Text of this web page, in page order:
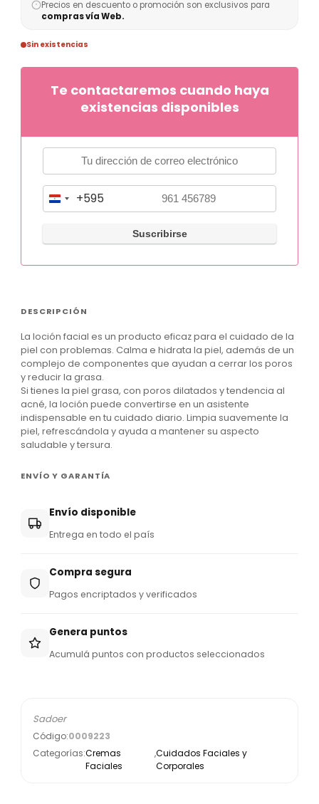
Precios en descuento o promoción son exclusivos para
compras vía Web.
Sin existencias
Te contactaremos cuando haya
existencias disponibles
P
r
a
y
+
5
9
5
+595
DESCRIPCIÓN
La loción facial es un producto eficaz para el cuidado de la
piel con problemas. Calma e hidrata la piel, además de un
complejo de componentes que ayudan a cerrar los poros
y reducir la grasa.
Si tienes la piel grasa, con poros dilatados y tendencia al
acné, la loción puede convertirse en un asistente
indispensable en tu cuidado diario. Limpia suavemente la
piel, refrescándola y ayuda a mantener su aspecto
saludable y tersura.
ENVÍO Y GARANTÍA
Envío disponible
Entrega en todo el país
Compra segura
Pagos encriptados y verificados
Genera puntos
Acumulá puntos con productos seleccionados
Sadoer
Código:0009223
Categorías:Cremas
Faciales
,Cuidados Faciales y
Corporales